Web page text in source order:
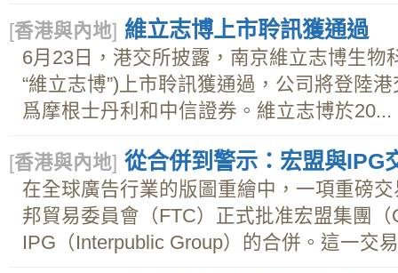
[香港與內地] 維立志博上市聆訊獲通過
6月23日，港交所披露，南京維立志博生物
“維立志博”)上市聆訊獲通過，公司將登陸
爲摩根士丹利和中信證券。維立志博於20...
[香港與內地] 從合併到警示：宏盟與IPG
在全球廣告行業的版圖重繪中，一項重磅
邦貿易委員會（FTC）正式批准宏盟集團（
IPG（Interpublic Group）的合併。這一交